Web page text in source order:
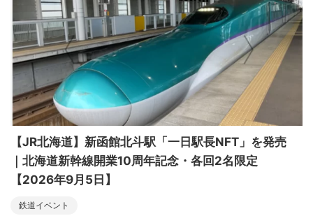
【JR北海道】新函館北斗駅「一日駅長NFT」を発売
｜北海道新幹線開業10周年記念・各回2名限定
【2026年9月5日】
鉄道イベント